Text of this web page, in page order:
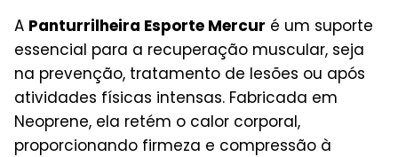
A Panturrilheira Esporte Mercur é um suporte
essencial para a recuperação muscular, seja
na prevenção, tratamento de lesões ou após
atividades físicas intensas. Fabricada em
Neoprene, ela retém o calor corporal,
proporcionando firmeza e compressão à